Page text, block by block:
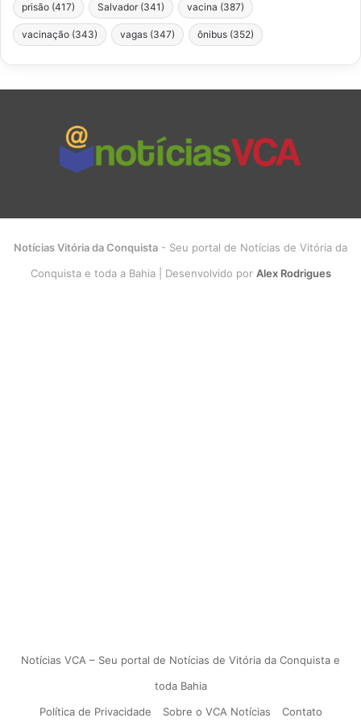
prisão (417) Salvador (341) vacina (387)
vacinação (343) vagas (347) ônibus (352)
Notícias Vitória da Conquista - Seu portal de Notícias de Vitória da
Conquista e toda a Bahia | Desenvolvido por Alex Rodrigues
Notícias VCA – Seu portal de Notícias de Vitória da Conquista e
toda Bahia
Política de Privacidade
Sobre o VCA Notícias Contato